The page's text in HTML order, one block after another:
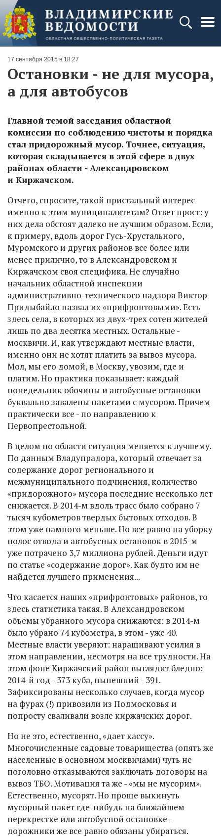
17 сентября 2015 в 18:27
Остановки - не для мусора,
а для автобусов
Главной темой заседания областной
комиссии по соблюдению чистоты и порядка
стал придорожный мусор. Точнее, ситуация,
которая складывается в этой сфере в двух
районах области - Александровском
и Киржачском.
Отчего, спросите, такой пристальный интерес
именно к этим муниципалитетам? Ответ прост: у
них дела обстоят далеко не лучшим образом. Если,
к примеру, вдоль дорог Гусь-Хрустального,
Муромского и других районов все более или
менее прилично, то в Александровском и
Киржачском своя специфика. Не случайно
начальник областной инспекции
административно-технического надзора Виктор
Придыбайло назвал их «прифронтовыми». Есть
здесь села, в которых из двух-трех сотен жителей
лишь по два десятка местных. Остальные -
москвичи. И, как утверждают местные власти,
именно они не хотят платить за вывоз мусора.
Мол, мы его домой, в Москву, увозим, где и
платим. Но практика показывает: каждый
понедельник обочины и автобусные остановки
буквально завалены пакетами с мусором. Причем
практически все - по направлению к
Первопрестольной.
В целом по области ситуация меняется к лучшему.
По данным Владупрадора, который отвечает за
содержание дорог регионального и
межмуниципального подчинения, количество
«придорожного» мусора последние несколько лет
снижается. В 2014-м вдоль трасс было собрано 7
тысяч кубометров твердых бытовых отходов. В
этом уже намного меньше. Но все равно на уборку
полос отвода и автобусных остановок в 2015-м
уже потрачено 3,7 миллиона рублей. Деньги идут
по статье «содержание дорог». Как будто им не
найдется лучшего применения...
Что касается наших «прифронтовых» районов, то
здесь статистика такая. В Александровском
объемы убранного мусора снижаются: в 2014-м
было убрано 74 кубометра, в этом - уже 40.
Местные власти уверяют: наращивают усилия в
этом направлении, несмотря на все трудности. На
этом фоне Киржачский район выглядит бледно:
2014-й год - 373 куба, нынешний - 391.
Зафиксированы несколько случаев, когда мусор
на фурах (!) привозили из Подмосковья и
попросту сваливали возле киржачских дорог.
Но не это, естественно, «дает кассу».
Многочисленные садовые товарищества (опять же
населенные в основном москвичами) чуть не
поголовно отказываются заключать договоры на
вывоз ТБО. Мотивация та же - «мы не мусорим».
Естественно, мусорят. Но проще выкинуть
мусорный пакет где-нибудь на ближайшем
перекрестке или автобусной остановке -
дорожники же все равно обязаны убираться.